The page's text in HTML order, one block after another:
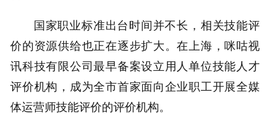
国家职业标准出台时间并不长，相关技能评
价的资源供给也正在逐步扩大。在上海，咪咕视
讯科技有限公司最早备案设立用人单位技能人才
评价机构，成为全市首家面向企业职工开展全媒
体运营师技能评价的评价机构。